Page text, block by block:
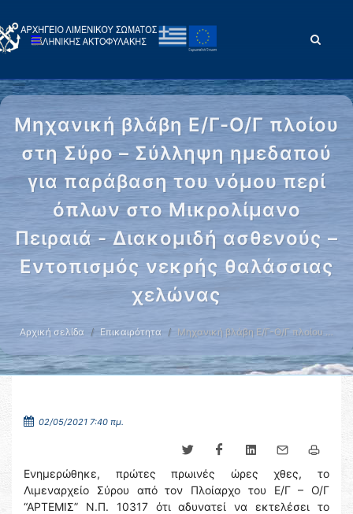
Μηχανική βλάβη Ε/Γ-Ο/Γ πλοίου
στη Σύρο – Σύλληψη ημεδαπού
για παράβαση του νόμου περί
όπλων στο Μικρολίμανο
Πειραιά - Διακομιδή ασθενούς –
Εντοπισμός νεκρής θαλάσσιας
χελώνας
Αρχική σελίδα Επικαιρότητα Μηχανική βλάβη Ε/Γ-Ο/Γ πλοίου …
02/05/2021 7:40 πμ.
Ενημερώθηκε, πρώτες πρωινές ώρες χθες, το
Λιμεναρχείο Σύρου από τον Πλοίαρχο του Ε/Γ – Ο/Γ
“ΑΡΤΕΜΙΣ” Ν.Π. 10317 ότι αδυνατεί να εκτελέσει το